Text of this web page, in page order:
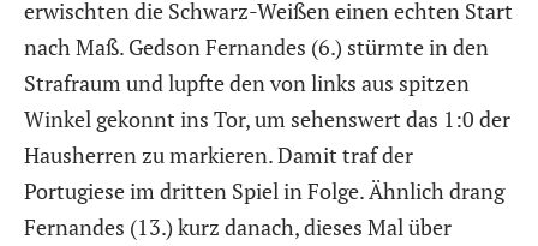
erwischten die Schwarz-Weißen einen echten Start
nach Maß. Gedson Fernandes (6.) stürmte in den
Strafraum und lupfte den von links aus spitzen
Winkel gekonnt ins Tor, um sehenswert das 1:0 der
Hausherren zu markieren. Damit traf der
Portugiese im dritten Spiel in Folge. Ähnlich drang
Fernandes (13.) kurz danach, dieses Mal über